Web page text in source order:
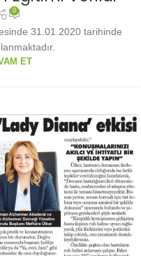
0
31.01.2020 tarihinde
ET